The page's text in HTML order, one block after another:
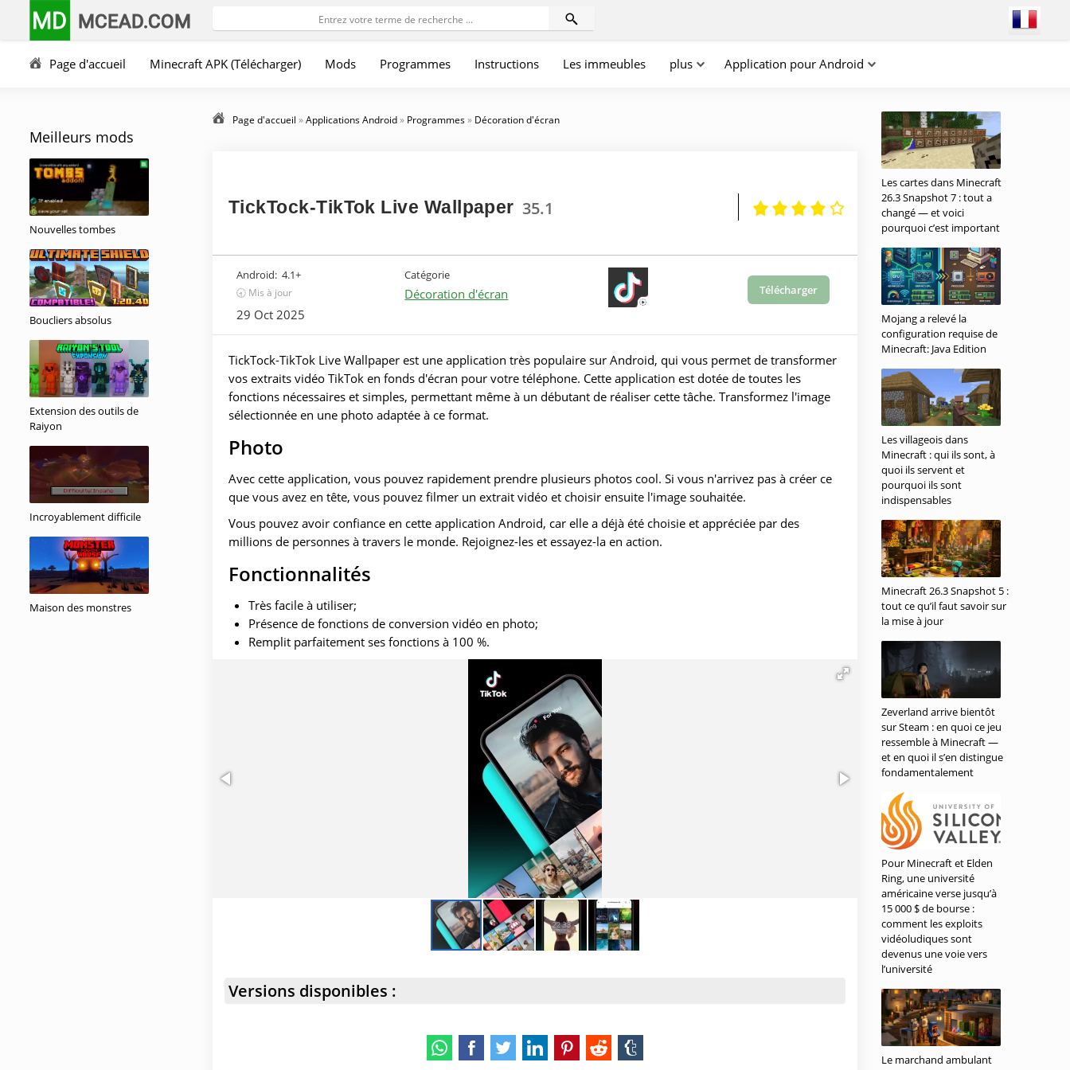
MD MCEAD.COM
Page d'accueil Minecraft APK (Télécharger) Mods Programmes Instructions Les immeubles plus Application pour Android
Meilleurs mods
Nouvelles tombes
Boucliers absolus
Extension des outils de
Raiyon
Incroyablement difficile
Maison des monstres
Page d'accueil »Applications Android» Programmes» Décoration d'écran
TickTock-TikTok Live Wallpaper 35.1
Android: 4.1+
🕣 Mis à jour
29 Oct 2025
Catégorie
Décoration d'écran Télécharger
TickTock-TikTok Live Wallpaper est une application très populaire sur Android, qui vous permet de transformer
vos extraits vidéo TikTok en fonds d'écran pour votre téléphone. Cette application est dotée de toutes les
fonctions nécessaires et simples, permettant même à un débutant de réaliser cette tâche. Transformez l'image
sélectionnée en une photo adaptée à ce format.
Photo
Avec cette application, vous pouvez rapidement prendre plusieurs photos cool. Si vous n'arrivez pas à créer ce
que vous avez en tête, vous pouvez filmer un extrait vidéo et choisir ensuite l'image souhaitée.
Vous pouvez avoir confiance en cette application Android, car elle a déjà été choisie et appréciée par des
millions de personnes à travers le monde. Rejoignez-les et essayez-la en action.
Fonctionnalités
Très facile à utiliser;
Présence de fonctions de conversion vidéo en photo;
Remplit parfaitement ses fonctions à 100 %.
Versions disponibles :
Les cartes dans Minecraft
26.3 Snapshot 7 : tout a
changé — et voici
pourquoi c’est important
Mojang a relevé la
configuration requise de
Minecraft: Java Edition
Les villageois dans
Minecraft : qui ils sont, à
quoi ils servent et
pourquoi ils sont
indispensables
Minecraft 26.3 Snapshot 5 :
tout ce qu’il faut savoir sur
la mise à jour
Zeverland arrive bientôt
sur Steam : en quoi ce jeu
ressemble à Minecraft —
et en quoi il s’en distingue
fondamentalement
Pour Minecraft et Elden
Ring, une université
américaine verse jusqu’à
15 000 $ de bourse :
comment les exploits
vidéoludiques sont
devenus une voie vers
l’université
Le marchand ambulant